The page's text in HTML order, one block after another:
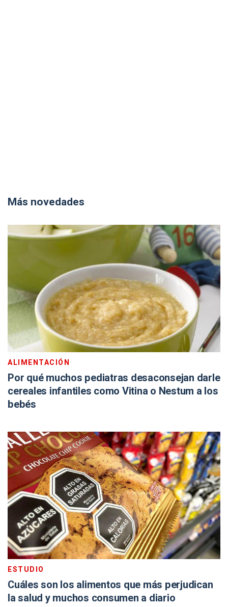
Más novedades
ALIMENTACIÓN
Por qué muchos pediatras desaconsejan darle
cereales infantiles como Vitina o Nestum a los
bebés
ESTUDIO
Cuáles son los alimentos que más perjudican
la salud y muchos consumen a diario